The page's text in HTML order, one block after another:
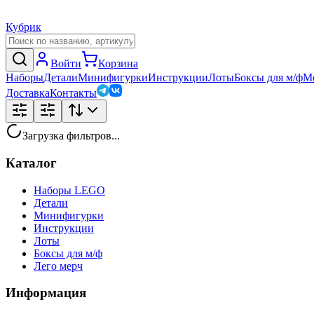
Кубрик
Войти
Корзина
НаборыДеталиМинифигуркиИнструкцииЛотыБоксы для м/ф
ДоставкаКонтакты
Загрузка фильтров...
Каталог
Наборы LEGO
Детали
Минифигурки
Инструкции
Лоты
Боксы для м/ф
Лего мерч
Информация